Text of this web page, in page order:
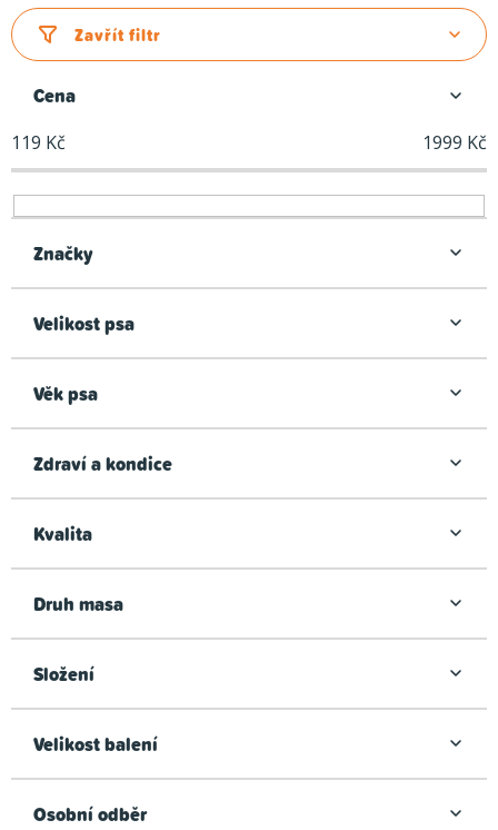
z
e
í
p
r
o
u
t
Zavřít filtr
Cena
119 Kč 1999 Kč
Značky
Velikost psa
Věk psa
Zdraví a kondice
Kvalita
Druh masa
Složení
Velikost balení
Osobní odběr